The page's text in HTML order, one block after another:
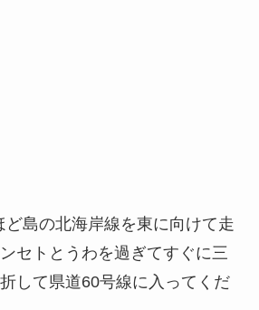
ど島の北海岸線を東に向けて走
セトとうわを過ぎてすぐに三
して県道60号線に入ってくだ